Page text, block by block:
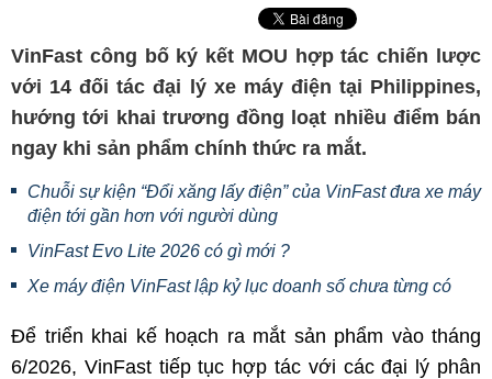
VinFast công bố ký kết MOU hợp tác chiến lược
với 14 đối tác đại lý xe máy điện tại Philippines,
hướng tới khai trương đồng loạt nhiều điểm bán
ngay khi sản phẩm chính thức ra mắt.
Chuỗi sự kiện “Đổi xăng lấy điện” của VinFast đưa xe máy
điện tới gần hơn với người dùng
VinFast Evo Lite 2026 có gì mới ?
Xe máy điện VinFast lập kỷ lục doanh số chưa từng có
Để triển khai kế hoạch ra mắt sản phẩm vào tháng
6/2026, VinFast tiếp tục hợp tác với các đại lý phân